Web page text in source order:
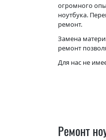
огромного
ноутбука.
ремонт.
Замена
ремонт
Для нас не
Ремонт